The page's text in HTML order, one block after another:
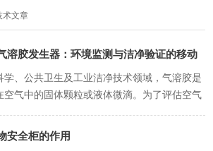
术文章
溶胶发生器：环境监测与洁净验证的移动
学、公共卫生及工业洁净技术领域，气溶胶是
空气中的固体颗粒或液体微滴。为了评估空气
，往往需要人工制造一种性质已知、浓度稳定
安全柜的作用